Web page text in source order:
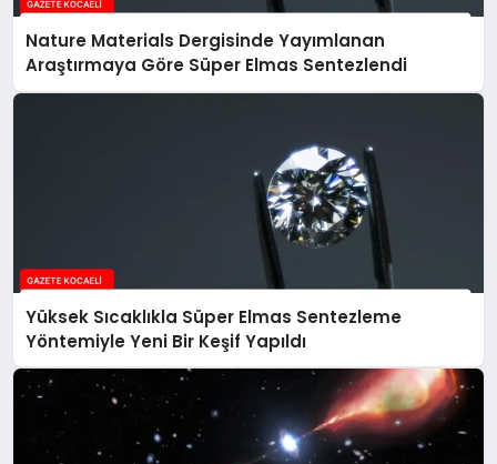
Nature Materials Dergisinde Yayımlanan
Araştırmaya Göre Süper Elmas Sentezlendi
Yüksek Sıcaklıkla Süper Elmas Sentezleme
Yöntemiyle Yeni Bir Keşif Yapıldı